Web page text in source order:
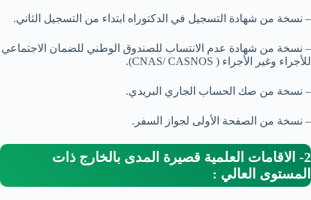
– نسخة من شهادة التسجيل في الدكتوراه ابتداء من التسجيل الثاني.
– نسخة من شهادة عدم الانتساب للصندوق الوطني للضمان الاجتماعي
للأجراء وغير الأجراء ( CNAS/ CASNOS).
– نسخة من صك الحساب الجاري البريدي.
– نسخة من الصفحة الأولى لجواز السفر.
2- الاقامات العلمية قصيرة المدى بالخارج ذات
المستوى العالي :